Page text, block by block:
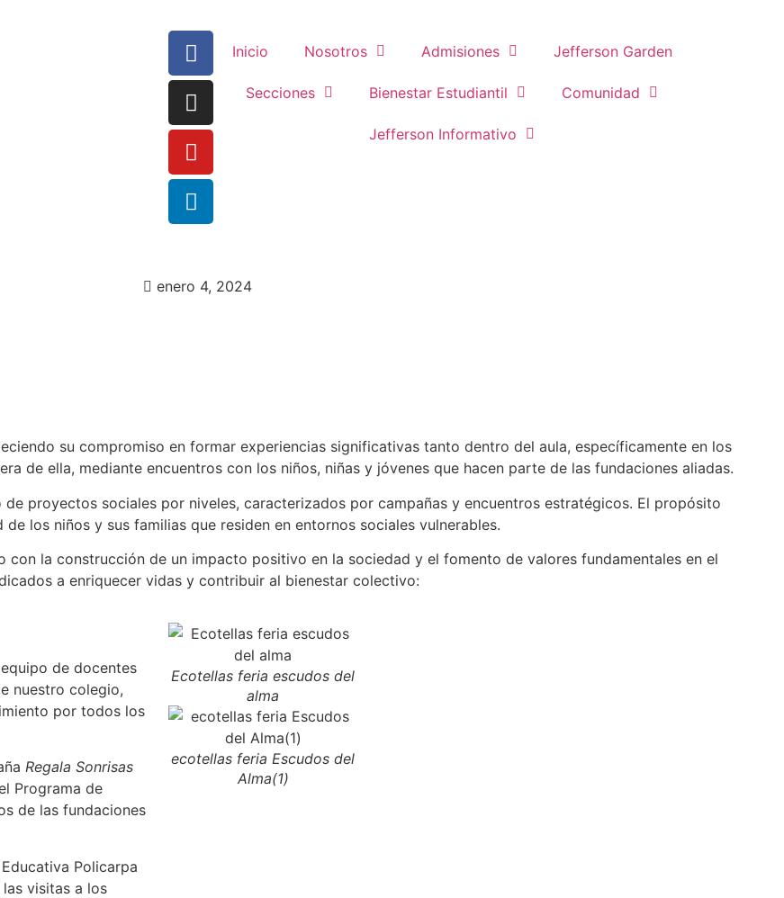
Inicio Nosotros Admisiones Jefferson Garden
Secciones Bienestar Estudiantil Comunidad
Jefferson Informativo
enero 4, 2024
su compromiso en formar experiencias significativas tanto dentro del aula, específicamente en los
de ella, mediante encuentros con los niños, niñas y jóvenes que hacen parte de las fundaciones aliadas.
proyectos sociales por niveles, caracterizados por campañas y encuentros estratégicos. El propósito
los niños y sus familias que residen en entornos sociales vulnerables.
la construcción de un impacto positivo en la sociedad y el fomento de valores fundamentales en el
a enriquecer vidas y contribuir al bienestar colectivo:
de docentes
nuestro colegio,
por todos los
Regala Sonrisas
Programa de
de las fundaciones
Policarpa
visitas a los
Ecotellas feria escudos del
alma
ecotellas feria Escudos del
Alma(1)